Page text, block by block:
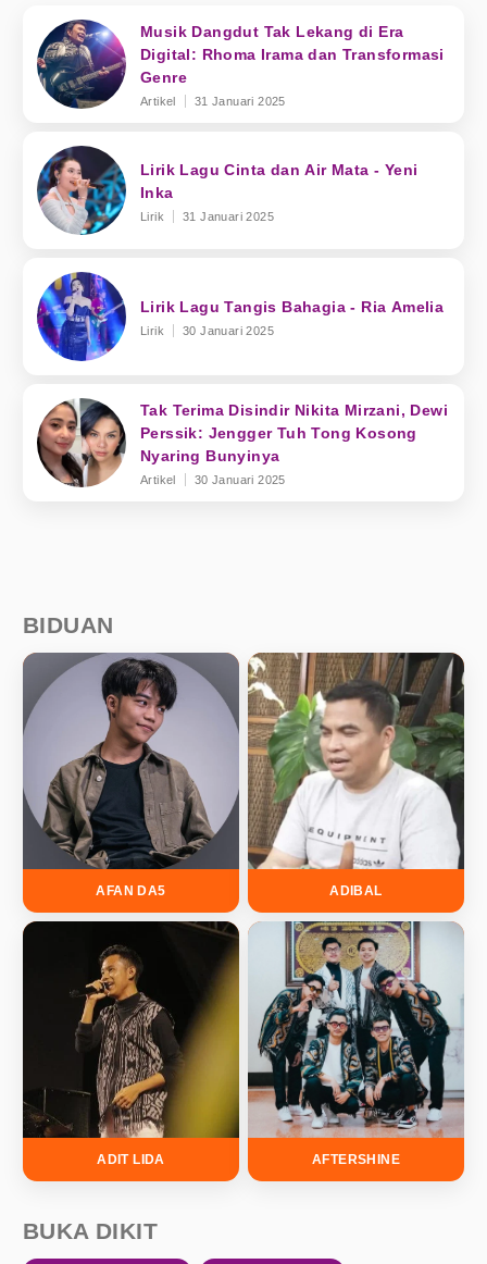
Musik Dangdut Tak Lekang di Era
Digital: Rhoma Irama dan Transformasi
Genre
Artikel 31 Januari 2025
Lirik Lagu Cinta dan Air Mata - Yeni
Inka
Lirik 31 Januari 2025
Lirik Lagu Tangis Bahagia - Ria Amelia
Lirik 30 Januari 2025
Tak Terima Disindir Nikita Mirzani, Dewi
Perssik: Jengger Tuh Tong Kosong
Nyaring Bunyinya
Artikel 30 Januari 2025
BIDUAN
AFAN DA5 ADIBAL
ADIT LIDA AFTERSHINE
BUKA DIKIT